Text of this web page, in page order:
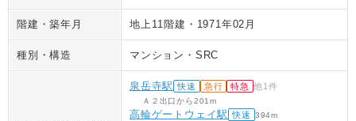
階建・築年月 地上11階建 ・ 1971年02月
種別・構造 マンション ・ SRC
泉岳寺駅 快速 急行 特急 他1 件
Ａ２出口から201m
高輪ゲートウェイ駅 快速 394m